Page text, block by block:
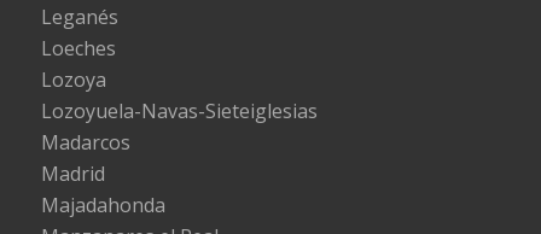
Leganés
Loeches
Lozoya
Lozoyuela-Navas-Sieteiglesias
Madarcos
Madrid
Majadahonda